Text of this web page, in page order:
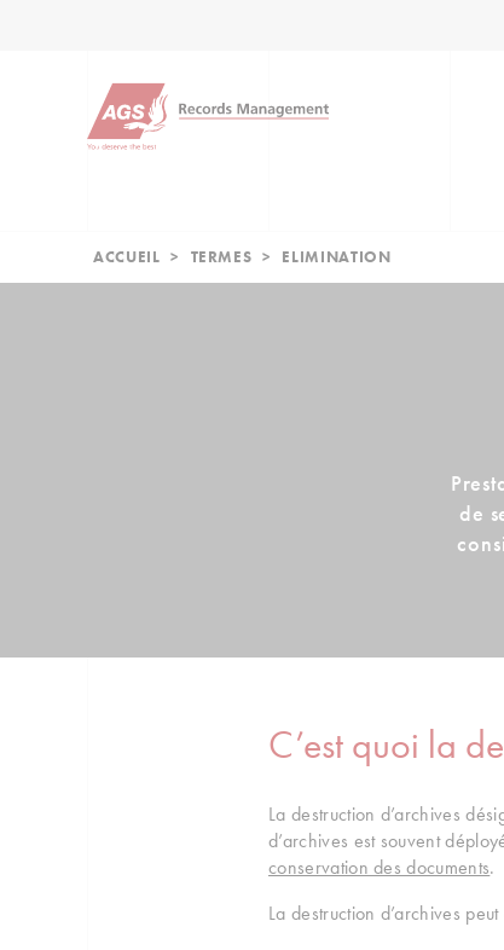
ACCUEIL > TERMES > ELIMINATION
de
C’est quoi la
La destruction d’archives
d’archives est souvent
conservation des documents.
La destruction d’archives